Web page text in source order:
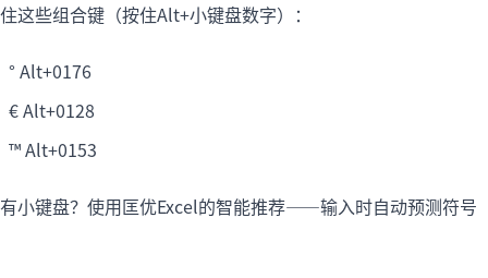
这些组合键（按住Alt+小键盘数字）：
° Alt+0176
€ Alt+0128
™ Alt+0153
小键盘？使用匡优Excel的智能推荐——输入时自动预测符号